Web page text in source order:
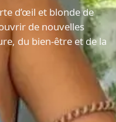
d’œil et blonde de
de nouvelles
du bien-être et de la